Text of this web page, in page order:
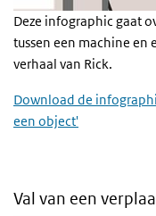
Deze infographic gaat
tussen een machine en
verhaal van Rick.
Download de
een object'
Val van een